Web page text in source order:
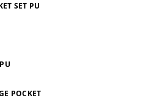
SET PU
POCKET